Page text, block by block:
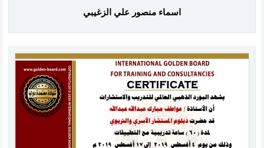
اسماء منصور علي الزغيبي